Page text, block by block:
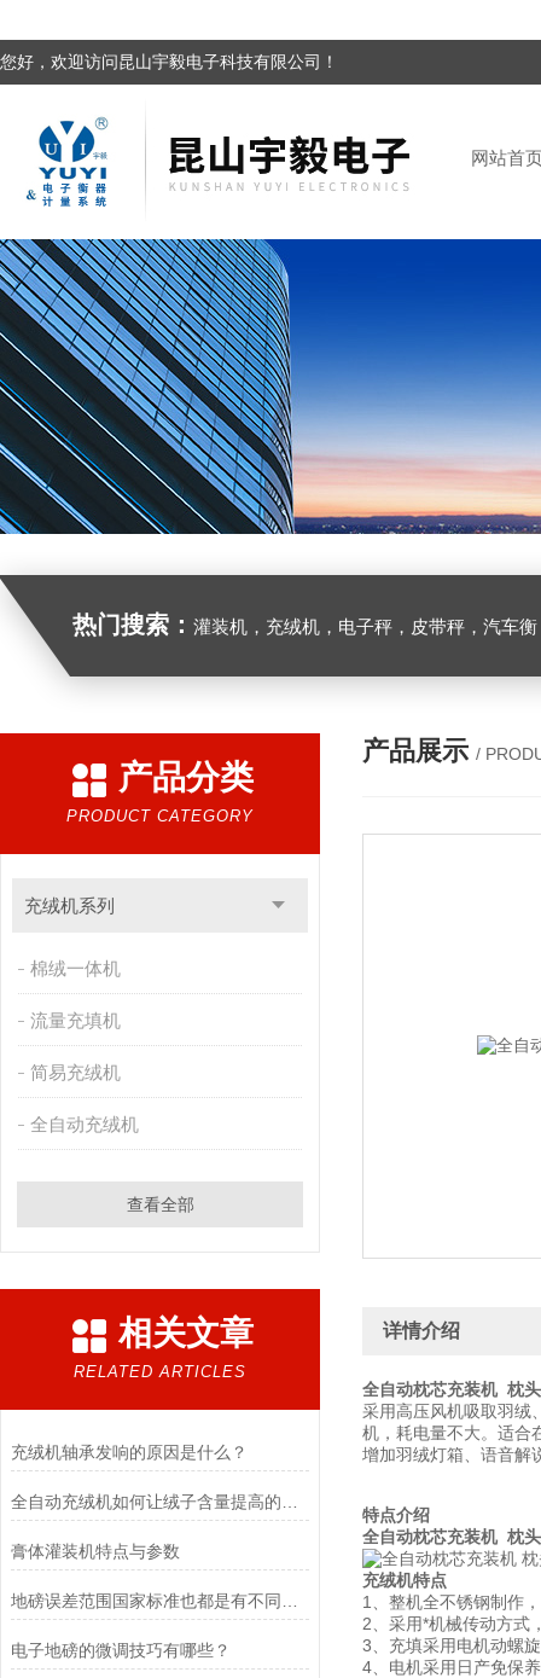
您好，欢迎访问昆山宇毅电子科技有限公司！
网站首
热门搜索： 灌装机，充绒机，电子秤，皮带秤，汽车
产品分类
PRODUCT CATEGORY
充绒机系列
棉绒一体机
流量充填机
简易充绒机
全自动充绒机
查看全部
相关文章
RELATED ARTICLES
充绒机轴承发响的原因是什么？
膏体灌装机特点与参数
电子地磅的微调技巧有哪些？
产品展示 /
详情介绍
全自动枕芯充装机 枕
采用高压风机吸取羽绒
机，耗电量不大。适合
增加羽绒灯箱、语音解
特点介绍
全自动枕芯充装机 枕
充绒机特点
1、整机全不锈钢制作
2、采用*机械传动方式
3、充填采用电机动螺
4、电机采用日产免保